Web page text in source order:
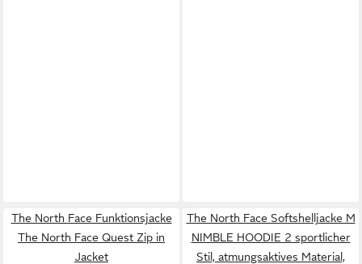
The North Face Funktionsjacke
The North Face Quest Zip in
Jacket
The North Face Softshelljacke M
NIMBLE HOODIE 2 sportlicher
Stil, atmungsaktives Material,